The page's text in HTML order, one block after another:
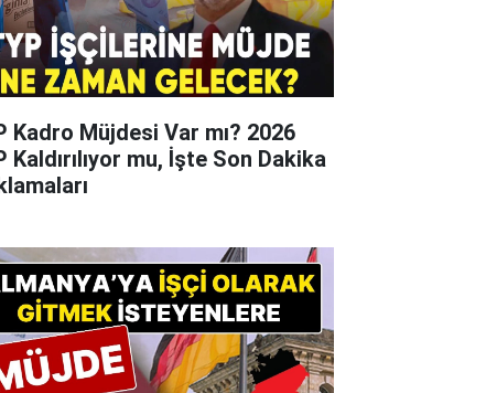
Kadro Müjdesi Var mı? 2026
Kaldırılıyor mu, İşte Son Dakika